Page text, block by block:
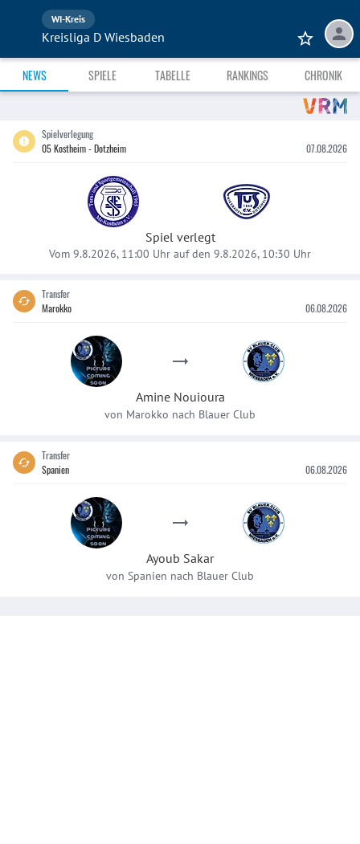
WI-Kreis
Kreisliga D Wiesbaden
NEWS SPIELE TABELLE RANKINGS CHRONIK
Spielverlegung
05 Kostheim - Dotzheim
07.08.2026
Spiel verlegt
Vom 9.8.2026, 11:00 Uhr auf den 9.8.2026, 10:30 Uhr
Transfer
Marokko
06.08.2026
Amine Nouioura
von Marokko nach Blauer Club
Transfer
Spanien
06.08.2026
Ayoub Sakar
von Spanien nach Blauer Club